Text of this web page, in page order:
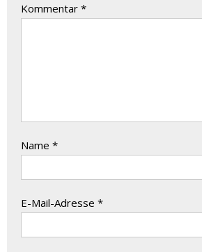
Kommentar *
Name *
E-Mail-Adresse *